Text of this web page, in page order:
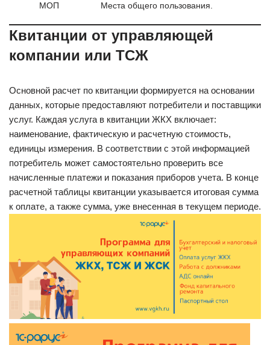
МОП Места общего пользования.
Квитанции от управляющей
компании или ТСЖ
Основной расчет по квитанции формируется на основании
данных, которые предоставляют потребители и поставщики
услуг. Каждая услуга в квитанции ЖКХ включает:
наименование, фактическую и расчетную стоимость,
единицы измерения. В соответствии с этой информацией
потребитель может самостоятельно проверить все
начисленные платежи и показания приборов учета. В конце
расчетной таблицы квитанции указывается итоговая сумма
к оплате, а также сумма, уже внесенная в текущем периоде.